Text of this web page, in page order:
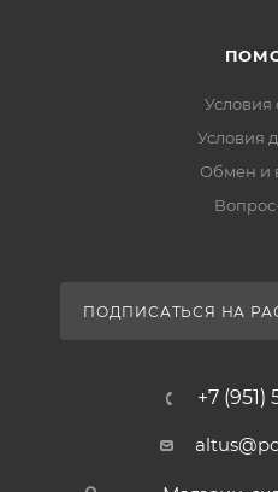
Условия
Условия
Обмен и
ПОДПИСАТЬСЯ НА
+7 (951)